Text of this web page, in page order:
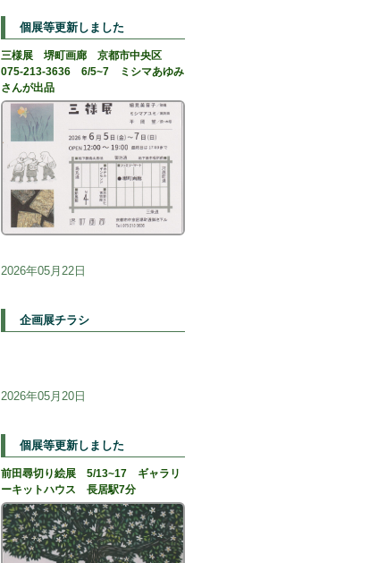
個展等更新しました
三様展 堺町画廊 京都市中央区
075-213-3636 6/5~7 ミシマあゆみ
さんが出品
2026年05月22日
企画展チラシ
2026年05月20日
個展等更新しました
前田尋切り絵展 5/13~17 ギャラリ
ーキットハウス 長居駅7分